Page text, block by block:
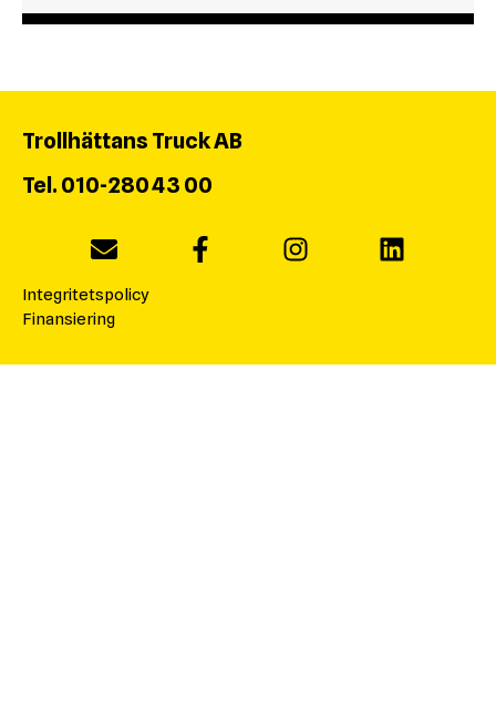
Trollhättans Truck AB
Tel. 010-280 43 00
Integritetspolicy
Finansiering